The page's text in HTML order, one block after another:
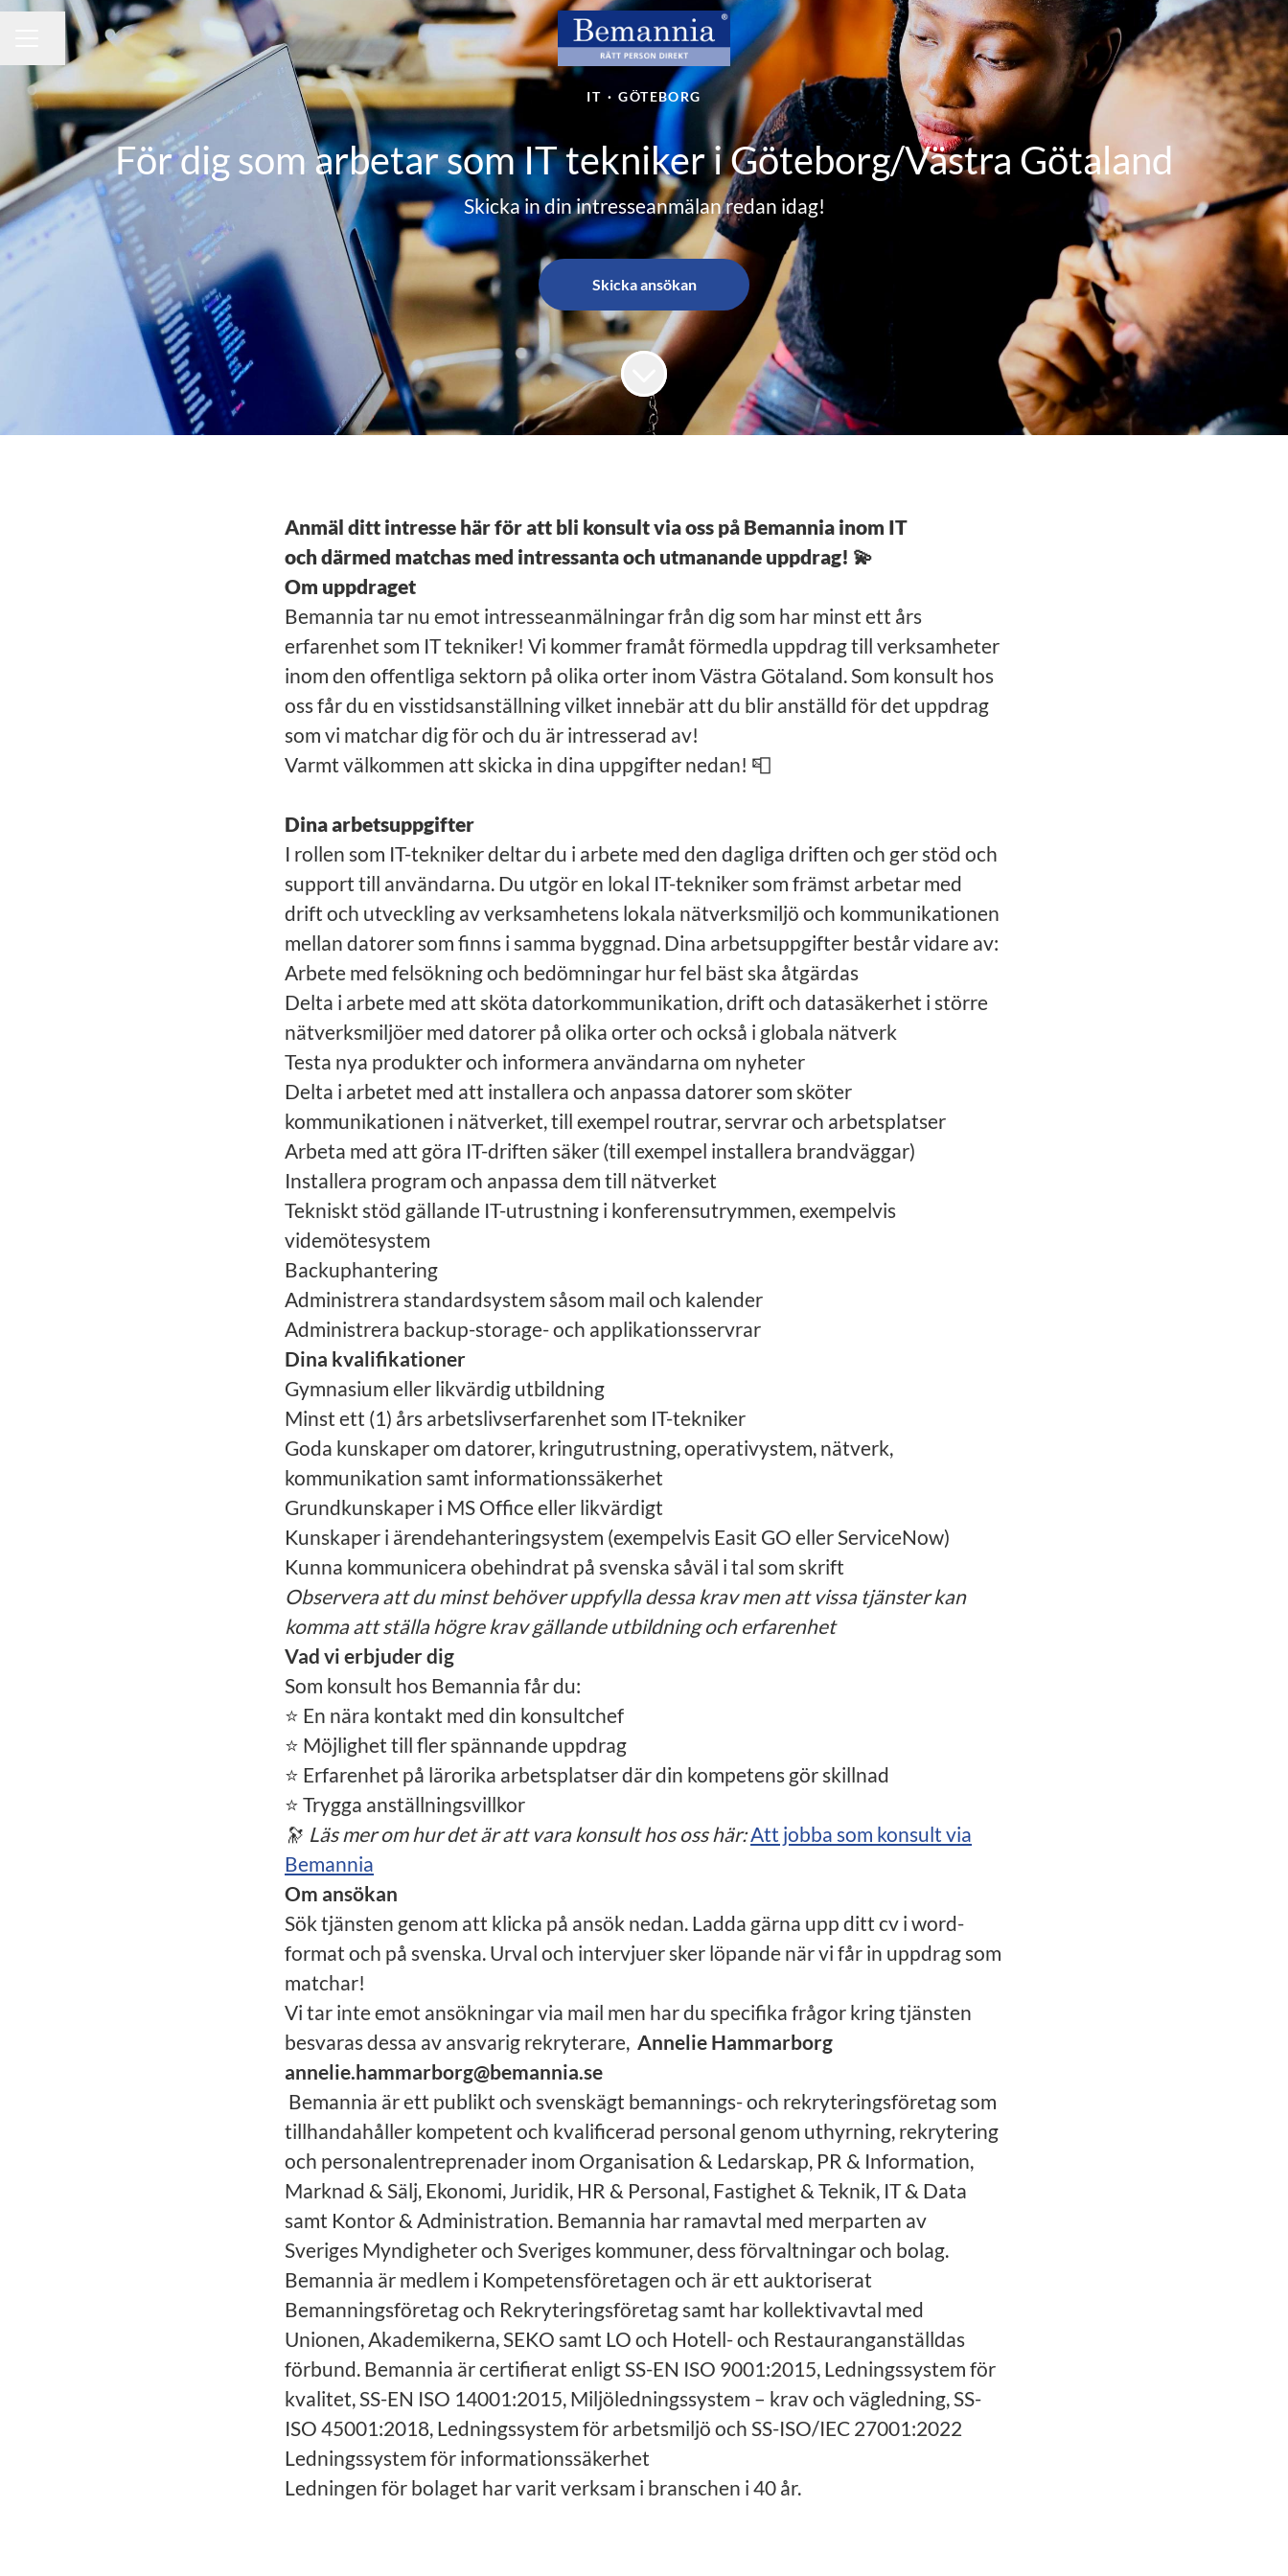
KARRIÄRMENY
Dela sidan
IT · GÖTEBORG
För dig som arbetar som IT tekniker i Göteborg/Västra Götaland
Skicka in din intresseanmälan redan idag!
Skicka ansökan
Anmäl ditt intresse här för att bli konsult via oss på Bemannia inom IT
och därmed matchas med intressanta och utmanande uppdrag! 💫
Om uppdraget
Bemannia tar nu emot intresseanmälningar från dig som har minst ett års
erfarenhet som IT tekniker! Vi kommer framåt förmedla uppdrag till verksamheter
inom den offentliga sektorn på olika orter inom Västra Götaland. Som konsult hos
oss får du en visstidsanställning vilket innebär att du blir anställd för det uppdrag
som vi matchar dig för och du är intresserad av!
Varmt välkommen att skicka in dina uppgifter nedan! 📮
Dina arbetsuppgifter
I rollen som IT-tekniker deltar du i arbete med den dagliga driften och ger stöd och
support till användarna. Du utgör en lokal IT-tekniker som främst arbetar med
drift och utveckling av verksamhetens lokala nätverksmiljö och kommunikationen
mellan datorer som finns i samma byggnad. Dina arbetsuppgifter består vidare av:
Arbete med felsökning och bedömningar hur fel bäst ska åtgärdas
Delta i arbete med att sköta datorkommunikation, drift och datasäkerhet i större
nätverksmiljöer med datorer på olika orter och också i globala nätverk
Testa nya produkter och informera användarna om nyheter
Delta i arbetet med att installera och anpassa datorer som sköter
kommunikationen i nätverket, till exempel routrar, servrar och arbetsplatser
Arbeta med att göra IT-driften säker (till exempel installera brandväggar)
Installera program och anpassa dem till nätverket
Tekniskt stöd gällande IT-utrustning i konferensutrymmen, exempelvis
videmötesystem
Backuphantering
Administrera standardsystem såsom mail och kalender
Administrera backup-storage- och applikationsservrar
Dina kvalifikationer
Gymnasium eller likvärdig utbildning
Minst ett (1) års arbetslivserfarenhet som IT-tekniker
Goda kunskaper om datorer, kringutrustning, operativystem, nätverk,
kommunikation samt informationssäkerhet
Grundkunskaper i MS Office eller likvärdigt
Kunskaper i ärendehanteringsystem (exempelvis Easit GO eller ServiceNow)
Kunna kommunicera obehindrat på svenska såväl i tal som skrift
Observera att du minst behöver uppfylla dessa krav men att vissa tjänster kan
komma att ställa högre krav gällande utbildning och erfarenhet
Vad vi erbjuder dig
Som konsult hos Bemannia får du:
⭐ En nära kontakt med din konsultchef
⭐ Möjlighet till fler spännande uppdrag
⭐ Erfarenhet på lärorika arbetsplatser där din kompetens gör skillnad
⭐ Trygga anställningsvillkor
🔭 Läs mer om hur det är att vara konsult hos oss här:Att jobba som konsult via
Bemannia
Om ansökan
Sök tjänsten genom att klicka på ansök nedan. Ladda gärna upp ditt cv i word-
format och på svenska. Urval och intervjuer sker löpande när vi får in uppdrag som
matchar!
Vi tar inte emot ansökningar via mail men har du specifika frågor kring tjänsten
besvaras dessa av ansvarig rekryterare, Annelie Hammarborg
annelie.hammarborg@bemannia.se
Bemannia är ett publikt och svenskägt bemannings- och rekryteringsföretag som
tillhandahåller kompetent och kvalificerad personal genom uthyrning, rekrytering
och personalentreprenader inom Organisation & Ledarskap, PR & Information,
Marknad & Sälj, Ekonomi, Juridik, HR & Personal, Fastighet & Teknik, IT & Data
samt Kontor & Administration. Bemannia har ramavtal med merparten av
Sveriges Myndigheter och Sveriges kommuner, dess förvaltningar och bolag.
Bemannia är medlem i Kompetensföretagen och är ett auktoriserat
Bemanningsföretag och Rekryteringsföretag samt har kollektivavtal med
Unionen, Akademikerna, SEKO samt LO och Hotell- och Restauranganställdas
förbund. Bemannia är certifierat enligt SS-EN ISO 9001:2015, Ledningssystem för
kvalitet, SS-EN ISO 14001:2015, Miljöledningssystem – krav och vägledning, SS-
ISO 45001:2018, Ledningssystem för arbetsmiljö och SS-ISO/IEC 27001:2022
Ledningssystem för informationssäkerhet
Ledningen för bolaget har varit verksam i branschen i 40 år.